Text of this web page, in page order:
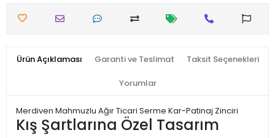
Ürün Açıklaması Garanti ve Teslimat Taksit Seçenekleri
Yorumlar
Merdiven Mahmuzlu Ağır Ticari Serme Kar-Patinaj Zinciri
Kış Şartlarına Özel Tasarım